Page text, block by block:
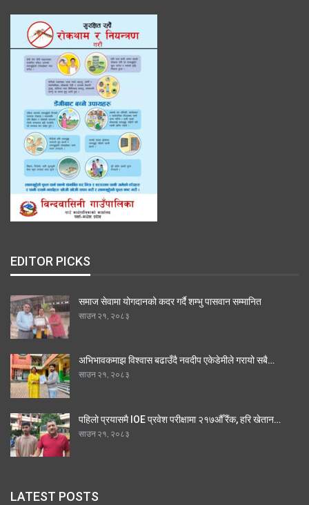
EDITOR PICKS
समाज सेवामा योगदानको कदर गर्दै शम्भु पासवान सम्मानित
साउन २१, २०८३
अभिभावकमाझ विश्वास बढाउँदै नवदीप एकेडेमीले गरायो सबै…
साउन २१, २०८३
पहिलो प्रयासमै IOE प्रवेश परीक्षामा २१७औँ रैंक, हरि खेतान…
साउन २१, २०८३
LATEST POSTS